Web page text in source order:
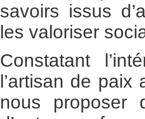
savoirs issus
les valoriser
Constatant
l’artisan de
nous proposer